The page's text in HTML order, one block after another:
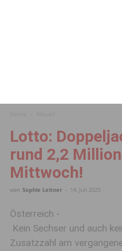
Lotto:
rund 2,2
Mittwoch!
von Sophie Leitner - 14. Juli 2025
Österreich -
Kein Sechser und auch
Zusatzzahl am